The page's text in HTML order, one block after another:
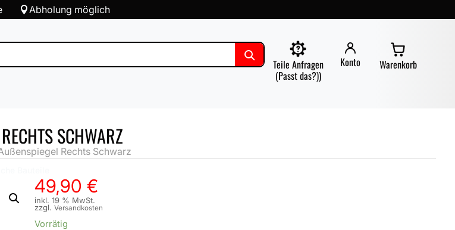
Abholung möglich
Teile Anfragen
(Passt das?))
Konto Warenkorb
SCHWARZ
Rechts Schwarz
49,90 €
inkl. 19 % MwSt.
zzgl. Versandkosten
Vorrätig